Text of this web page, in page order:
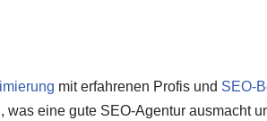
mit erfahrenen Profis und SEO-
eine gute SEO-Agentur ausmacht